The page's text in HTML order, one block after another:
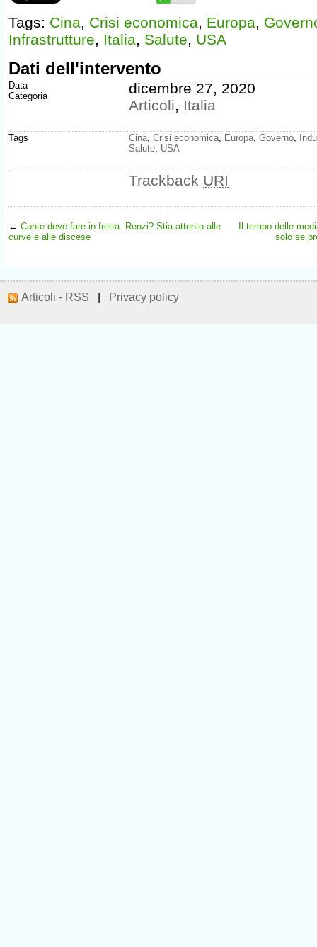
Tags: Cina, Crisi economica, Europa,
Infrastrutture, Italia, Salute, USA
Dati dell'intervento
Data
Categoria
dicembre 27, 2020
Articoli, Italia
Tags Cina Crisi economica Europa Governo
Salute USA
Trackback URI
← Conte deve fare in fretta. Renzi? Stia attento alle
curve e alle discese
Il tempo delle
solo se
Articoli - RSS Privacy policy